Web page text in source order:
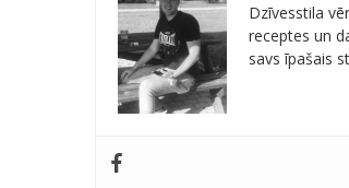
Dzīvesstila
receptes un
savs īpašais